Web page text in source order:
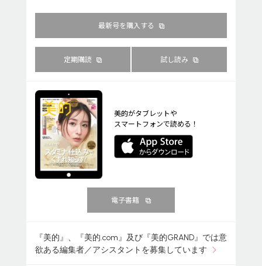
最新号を購入する
定期購読 試し読み
美的がタブレットや
スマートフォンで読める！
電子書籍
『美的』、『美的.com』及び『美的GRAND』では意
欲ある編集者／アシスタントを募集しています